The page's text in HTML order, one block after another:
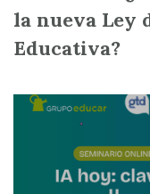
la nueva Ley
Educativa?